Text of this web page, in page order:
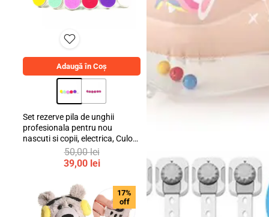
Adaugă în Coș
Set rezerve pila de unghii
profesionala pentru nou
nascuti si copii, electrica, Culori
Pastelate, mediLOGIC™
50,00lei
Prețul
a
fost:
50,00 lei.
39,00 lei
curent
este:
39,00 lei.
17%
off
Colaci de înot